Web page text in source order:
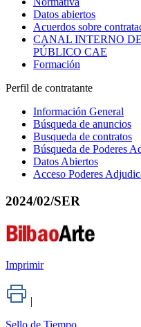
Datos abiertos
Acuerdos sobre
CANAL INTERNO
PÚBLICO CAE
Formación
Perfil de contratante
Información General
Búsqueda de anuncios
Busqueda de contratos
Búsqueda de Poderes
Datos Abiertos
Acceso Poderes
2024/02/SER
Imprimir
|